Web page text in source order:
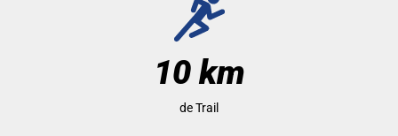
10 km
de Trail